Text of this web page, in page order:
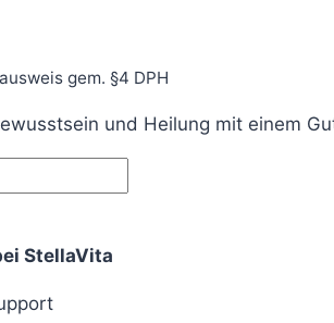
gem. §4 DPH
und Heilung mit einem
StellaVita